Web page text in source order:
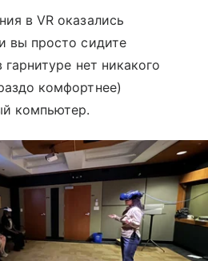
в VR оказались
вы просто сидите
нет никакого
комфортнее)
компьютер.